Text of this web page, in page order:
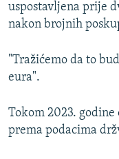
uspostavljena prije
nakon brojnih
"Tražićemo da to
eura".
Tokom 2023. godine
prema podacima